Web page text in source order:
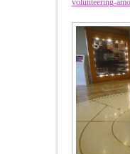
volunteering-